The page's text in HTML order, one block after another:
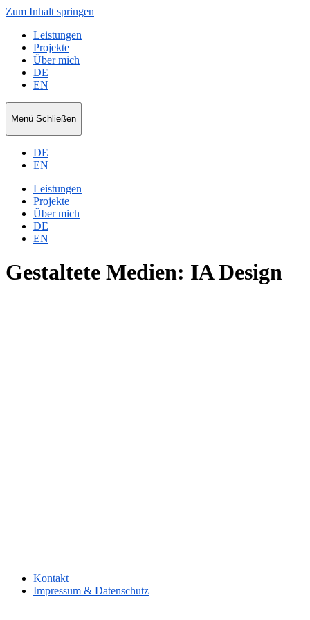
Zum Inhalt springen
Leistungen
Projekte
Über mich
DE
EN
Niko
Ripka
Menü Schließen
DE
EN
Leistungen
Projekte
Über mich
DE
EN
Gestaltete Medien: IA Design
Kontakt
Impressum & Datenschutz